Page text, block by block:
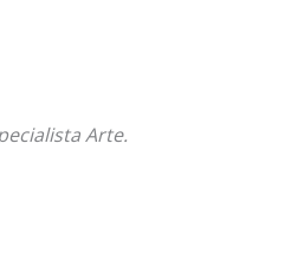
Arte.